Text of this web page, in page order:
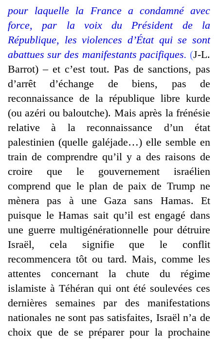
pour laquelle la France a condamné avec
force, par la voix du Président de la
République, les violences d’État qui se sont
abattues sur des manifestants pacifiques. (J-L.
Barrot) – et c’est tout. Pas de sanctions, pas
d’arrêt d’échange de biens, pas de
reconnaissance de la république libre kurde
(ou azéri ou baloutche). Mais après la frénésie
relative à la reconnaissance d’un état
palestinien (quelle galéjade…) elle semble en
train de comprendre qu’il y a des raisons de
croire que le gouvernement israélien
comprend que le plan de paix de Trump ne
mènera pas à une Gaza sans Hamas. Et
puisque le Hamas sait qu’il est engagé dans
une guerre multigénérationnelle pour détruire
Israël, cela signifie que le conflit
recommencera tôt ou tard. Mais, comme les
attentes concernant la chute du régime
islamiste à Téhéran qui ont été soulevées ces
dernières semaines par des manifestations
nationales ne sont pas satisfaites, Israël n’a de
choix que de se préparer pour la prochaine